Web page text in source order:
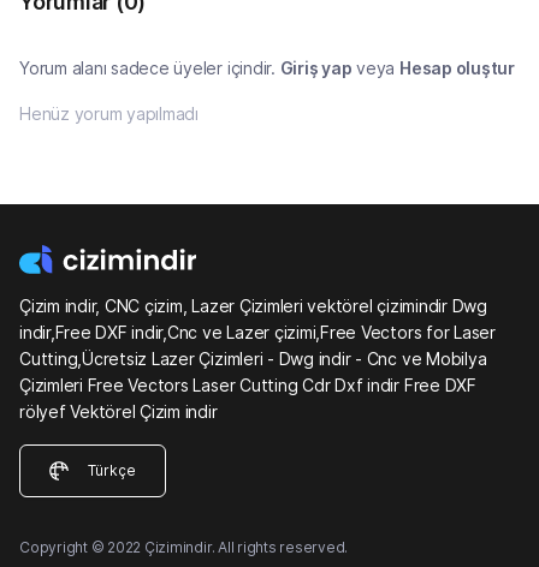
Yorum alanı sadece üyeler içindir. Giriş yap veya Hesap oluştur
Henüz yorum yapılmadı
Çizim indir, CNC çizim, Lazer Çizimleri vektörel çizimindir Dwg
indir,Free DXF indir,Cnc ve Lazer çizimi,Free Vectors for Laser
Cutting,Ücretsiz Lazer Çizimleri - Dwg indir - Cnc ve Mobilya
Çizimleri Free Vectors Laser Cutting Cdr Dxf indir Free DXF
rölyef Vektörel Çizim indir
Türkçe
Copyright © 2022 Çizimindir. All rights reserved.